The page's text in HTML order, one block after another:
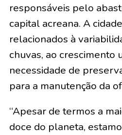
responsáveis pelo
capital acreana. A
relacionados à
chuvas, ao crescimento
necessidade de
para a manutenção da
“Apesar de termos a
doce do planeta,